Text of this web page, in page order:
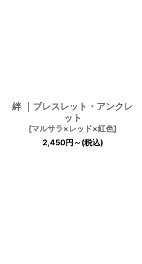
絆 ｜ブレスレット・アンクレ
ット
[マルサラ×レッド×紅色]
2,450円～(税込)